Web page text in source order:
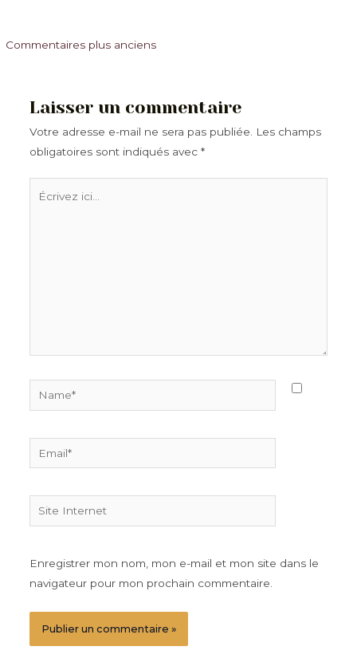
Commentaires
récents
Commentaires plus anciens
Laisser un commentaire
Votre adresse e-mail ne sera pas publiée.
Les champs
obligatoires sont indiqués avec *
Name*
Site
Internet
Enregistrer mon nom, mon e-mail et mon site dans le
navigateur pour mon prochain commentaire.